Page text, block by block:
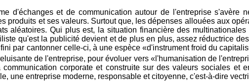
d'échanges et de communication autour de l'entreprise s'avère
produits et ses valeurs. Surtout que, les dépenses allouées aux
aléatoires. Qui plus est, la situation financière des
qu'est la publicité devient et de plus en plus, assez réductrice
par cantonner celle-ci, à une espèce «d'instrument froid du
de l'entreprise, pour évoluer vers «l'humanisation de
corporate et construite sur des valeurs sociales et
une entreprise moderne, responsable et citoyenne, c'est-à-dire